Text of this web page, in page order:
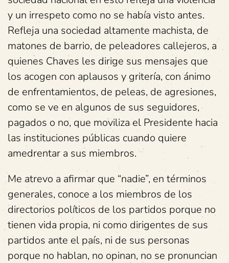
y un irrespeto como no se había visto antes.
Refleja una sociedad altamente machista, de
matones de barrio, de peleadores callejeros, a
quienes Chaves les dirige sus mensajes que
los acogen con aplausos y gritería, con ánimo
de enfrentamientos, de peleas, de agresiones,
como se ve en algunos de sus seguidores,
pagados o no, que moviliza el Presidente hacia
las instituciones públicas cuando quiere
amedrentar a sus miembros.
Me atrevo a afirmar que “nadie”, en términos
generales, conoce a los miembros de los
directorios políticos de los partidos porque no
tienen vida propia, ni como dirigentes de sus
partidos ante el país, ni de sus personas
porque no hablan, no opinan, no se pronuncian